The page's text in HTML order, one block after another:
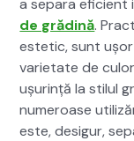
a sep­a­ra efi­cient
de grăd­ină.
estet­ic, sunt
vari­etate de
ușur­ință la stilul
numeroase
este, desig­ur,